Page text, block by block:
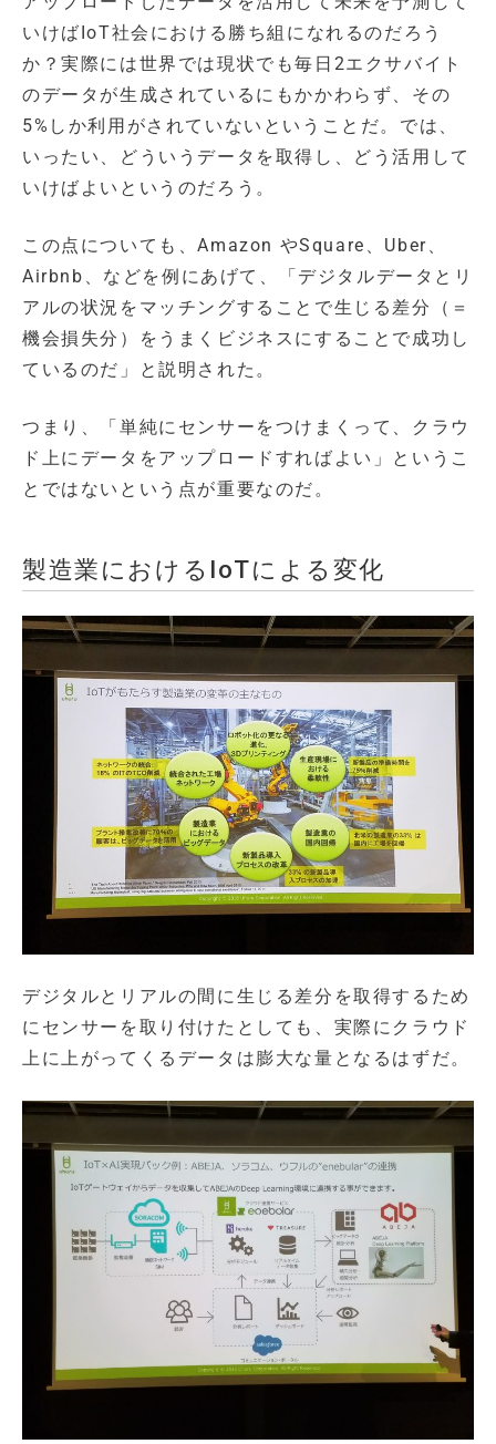
いけばIoT社会における勝ち組になれるのだろう
か？実際には世界では現状でも毎日2エクサバイト
のデータが生成されているにもかかわらず、その
5%しか利用がされていないということだ。では、
いったい、どういうデータを取得し、どう活用して
いけばよいというのだろう。
この点についても、Amazon やSquare、Uber、
Airbnb、などを例にあげて、「デジタルデータとリ
アルの状況をマッチングすることで生じる差分（＝
機会損失分）をうまくビジネスにすることで成功し
ているのだ」と説明された。
つまり、「単純にセンサーをつけまくって、クラウ
ド上にデータをアップロードすればよい」というこ
とではないという点が重要なのだ。
製造業におけるIoTによる変化
デジタルとリアルの間に生じる差分を取得するため
にセンサーを取り付けたとしても、実際にクラウド
上に上がってくるデータは膨大な量となるはずだ。